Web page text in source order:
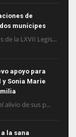
de
munícipes
la LXVII Legis...
apoyo para
Sonia Marie
alivio de sus p...
la sana